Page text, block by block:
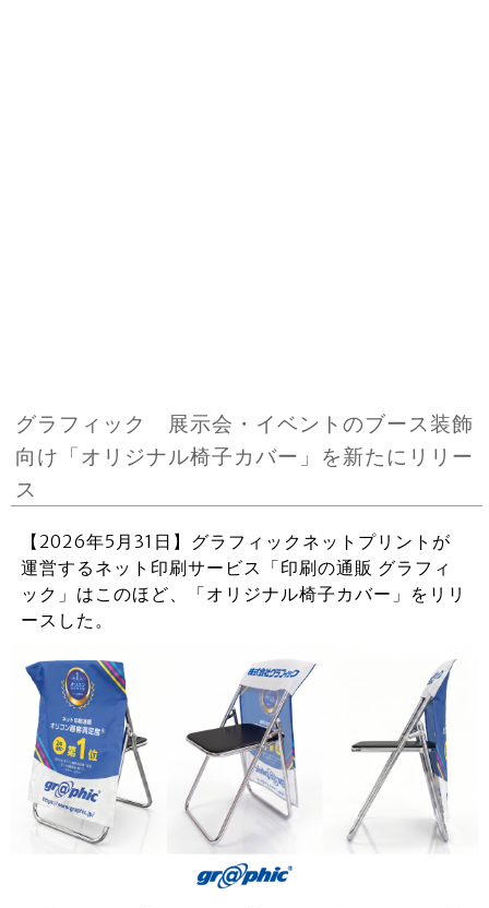
グラフィック 展示会・イベントのブース装飾
向け「オリジナル椅子カバー」を新たにリリー
ス
【2026年5月31日】グラフィックネットプリントが
運営するネット印刷サービス「印刷の通販 グラフィ
ック」はこのほど、「オリジナル椅子カバー」をリリ
ースした。